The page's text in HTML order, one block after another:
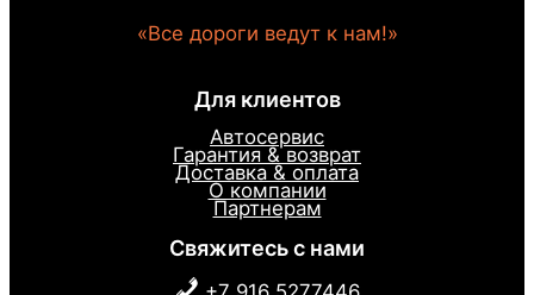
«Все дороги ведут к нам!»
Для клиентов
Автосервис
Гарантия & возврат
Доставка & оплата
О компании
Партнерам
Свяжитесь с нами